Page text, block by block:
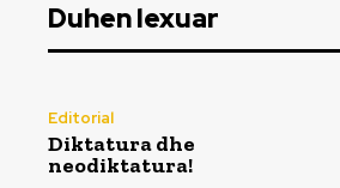
Duhen lexuar
Editorial
Diktatura dhe
neodiktatura!